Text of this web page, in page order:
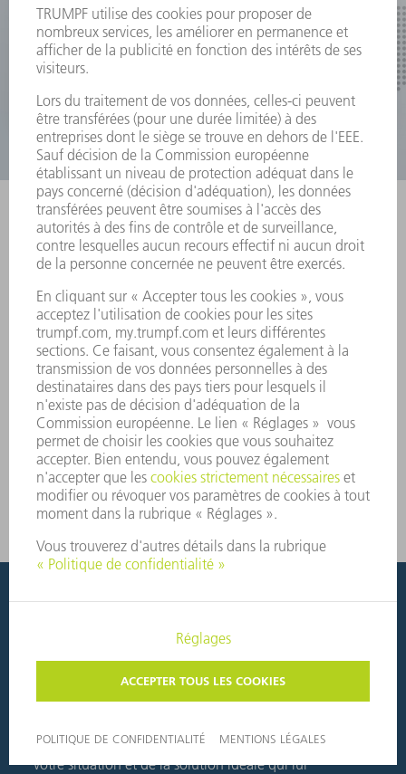
fonctionnement de vos machines et permet
d'économiser des coûts salariaux, ce qui entraîne un
amortissement rapide de l'automatisation.
main ? Pas besoin.
Exploiter le potentiel de l'automatisation de votre
entreprise, c'est facile : que vous souhaitiez
complètement automatiser, discutez avec nous de
votre situation et de la solution idéale qui lui